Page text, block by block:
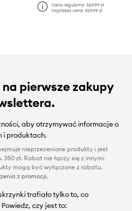
Cena regularna: 529,99 zł
Najniższa cena: 529,99 zł
pierwsze zakupy
aby otrzymywać informacje o
i produktach.
nieprzecenione produkty i jest
zł. Rabat nie łączy się z innymi
mogą być wyłączone z rabatu.
z promocji.
trafiało tylko to, co
czy jest to: